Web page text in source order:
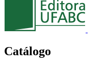
Catálogo